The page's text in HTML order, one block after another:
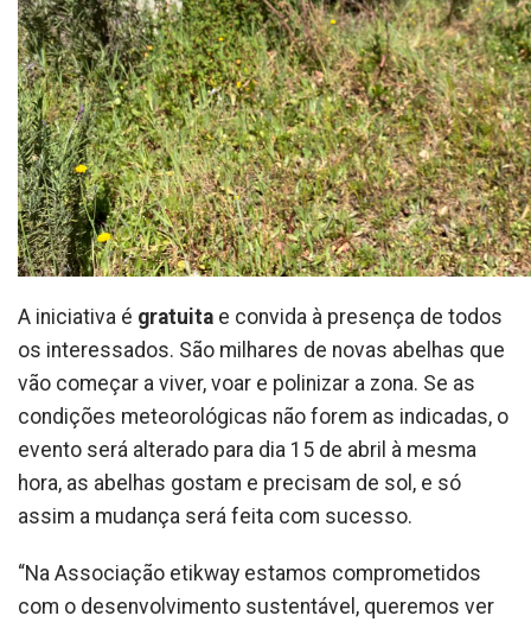
A iniciativa é gratuita e convida à presença de todos
os interessados. São milhares de novas abelhas que
vão começar a viver, voar e polinizar a zona. Se as
condições meteorológicas não forem as indicadas, o
evento será alterado para dia 15 de abril à mesma
hora, as abelhas gostam e precisam de sol, e só
assim a mudança será feita com sucesso.
“Na Associação etikway estamos comprometidos
com o desenvolvimento sustentável, queremos ver